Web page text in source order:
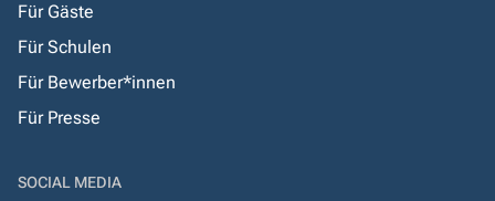
Für Gäste
Für Schulen
Für Bewerber*innen
Für Presse
SOCIAL MEDIA